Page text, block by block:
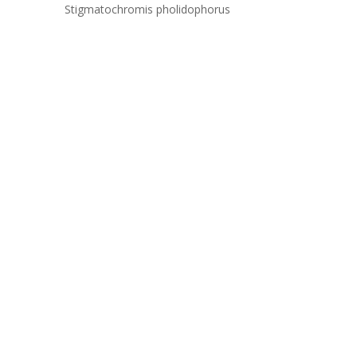
Stigmatochromis pholidophorus